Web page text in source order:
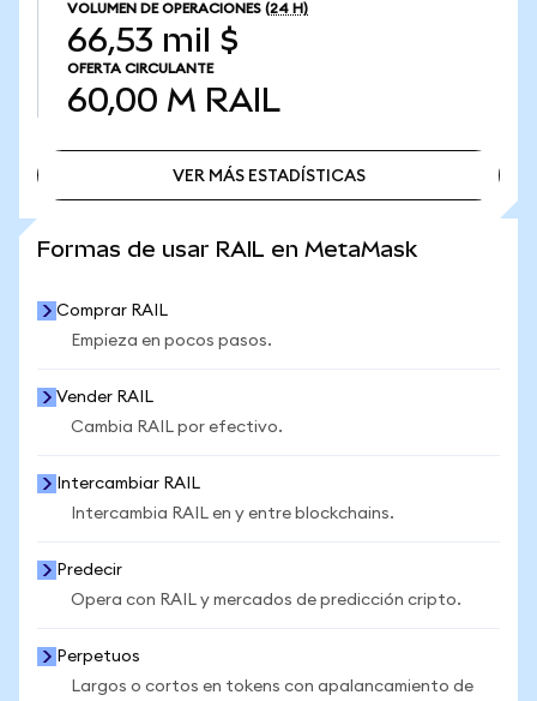
VOLUMEN DE OPERACIONES (24 H)
66,53 mil $
OFERTA CIRCULANTE
60,00 M RAIL
VER MÁS ESTADÍSTICAS
Formas de usar RAIL en MetaMask
Comprar RAIL
Empieza en pocos pasos.
Vender RAIL
Cambia RAIL por efectivo.
Intercambiar RAIL
Intercambia RAIL en y entre blockchains.
Predecir
Opera con RAIL y mercados de predicción cripto.
Perpetuos
Largos o cortos en tokens con apalancamiento de